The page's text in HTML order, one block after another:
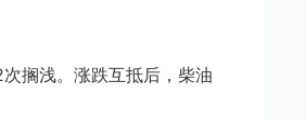
搁浅。涨跌互抵后，柴油